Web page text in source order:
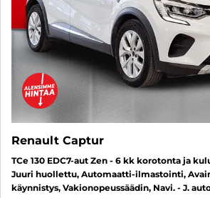
Renault Captur
TCe 130 EDC7-aut Zen - 6 kk korotonta ja
Juuri huollettu, Automaatti-ilmastointi,
käynnistys, Vakionopeussäädin, Navi. - J.